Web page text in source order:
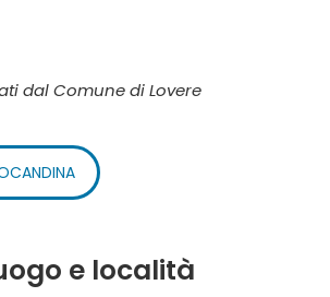
dal Comune di Lovere
e località